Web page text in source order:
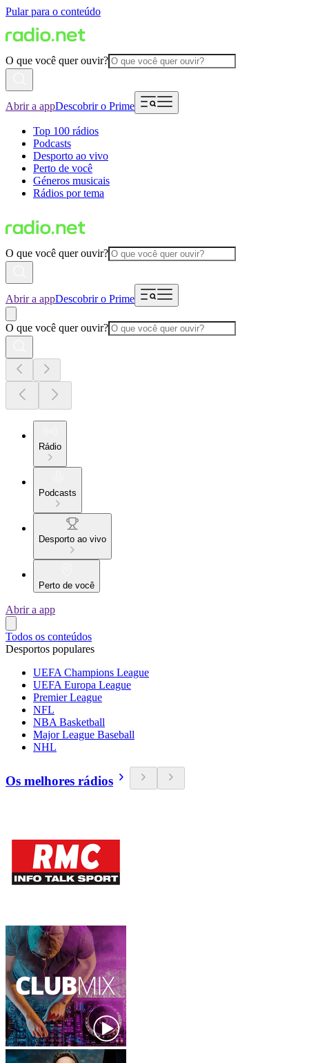
Pular para o conteúdo
O que você quer ouvir?
Abrir a appDescobrir o Prime
Top 100 rádios
Podcasts
Desporto ao vivo
Perto de você
Géneros musicais
Rádios por tema
O que você quer ouvir?
Abrir a appDescobrir o Prime
O que você quer ouvir?
Rádio
Podcasts
Desporto ao vivo
Perto de você
Abrir a app
Todos os conteúdos
Desportos populares
UEFA Champions League
UEFA Europa League
Premier League
NFL
NBA Basketball
Major League Baseball
NHL
Os melhores rádios